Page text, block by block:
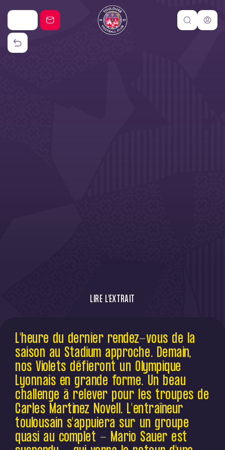
LIRE L'EXTRAIT
Pour affronter l'Olympique Lyonnais,
l'entraîneur toulousain Carles Martinez
Novell s'appuiera sur un groupe quasi au
complet qui verra le retour parmi les 21
joueurs retenus de l'international ghanéen
Abu Francis, après une longue blessure.
L'heure du dernier rendez-vous de la
saison au Stadium approche. Demain,
nos Violets défieront un Olympique
Lyonnais en grande forme. Un beau
challenge à relever pour les troupes de
Carles Martinez Novell. L'entraîneur
toulousain s'appuiera sur un groupe
quasi au complet - Mario Sauer est